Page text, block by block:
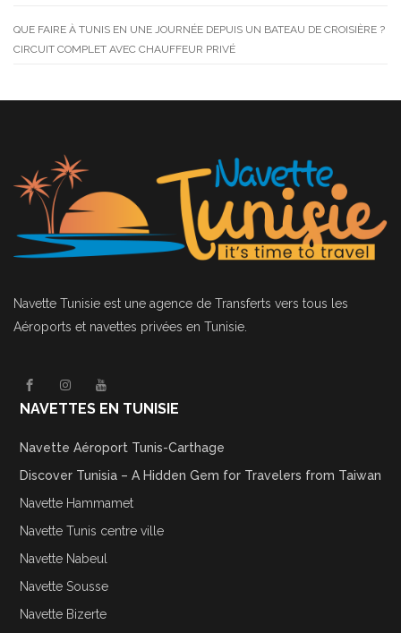
QUE FAIRE À TUNIS EN UNE JOURNÉE DEPUIS UN BATEAU DE CROISIÈRE ?
CIRCUIT COMPLET AVEC CHAUFFEUR PRIVÉ
Navette Tunisie est une agence de Transferts vers tous les
Aéroports et navettes privées en Tunisie.
NAVETTES EN TUNISIE
Navette Aéroport Tunis-Carthage
Discover Tunisia – A Hidden Gem for Travelers from Taiwan
Navette Hammamet
Navette Tunis centre ville
Navette Nabeul
Navette Sousse
Navette Bizerte